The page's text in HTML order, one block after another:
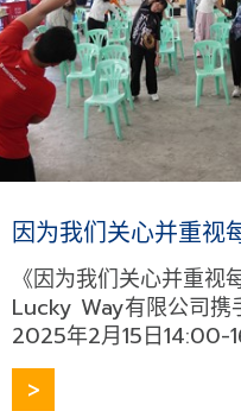
因为我们关心并重视
《因为我们关心并重视
Lucky Way有限公司携
2025年2月15日14:00-
别活动，旨在鼓励员工
呵护自身健